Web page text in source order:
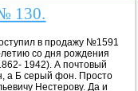
130.
в продажу №1591
со дня рождения
1942). А почтовый
а Б серый фон. Просто
Нестерову. Да и